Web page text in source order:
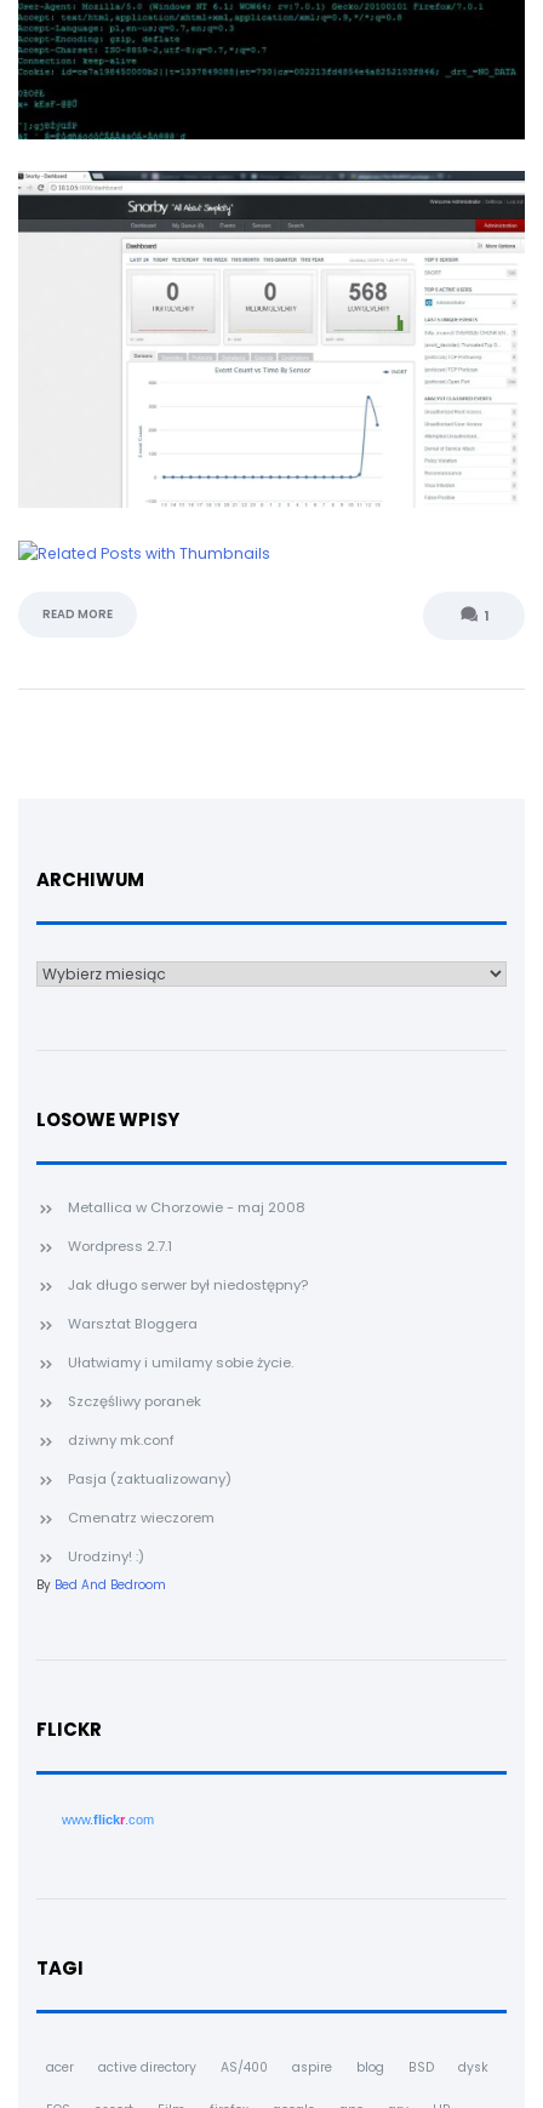
READ MORE 1
ARCHIWUM
Archiwum
LOSOWE WPISY
Metallica w Chorzowie - maj 2008
Wordpress 2.7.1
Jak długo serwer był niedostępny?
Warsztat Bloggera
Ułatwiamy i umilamy sobie życie.
Szczęśliwy poranek
dziwny mk.conf
Pasja (zaktualizowany)
Cmenatrz wieczorem
Urodziny! :)
By Bed And Bedroom
FLICKR
www.flickr.com
TAGI
acer active directory AS/400 aspire blog BSD dysk